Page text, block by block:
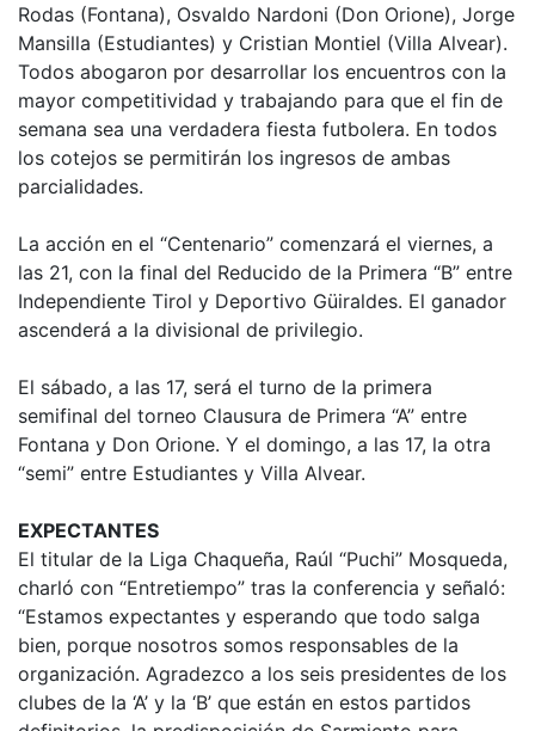
Rodas (Fontana), Osvaldo Nardoni (Don Orione), Jorge
Mansilla (Estudiantes) y Cristian Montiel (Villa Alvear).
Todos abogaron por desarrollar los encuentros con la
mayor competitividad y trabajando para que el fin de
semana sea una verdadera fiesta futbolera. En todos
los cotejos se permitirán los ingresos de ambas
parcialidades.
La acción en el “Centenario” comenzará el viernes, a
las 21, con la final del Reducido de la Primera “B” entre
Independiente Tirol y Deportivo Güiraldes. El ganador
ascenderá a la divisional de privilegio.
El sábado, a las 17, será el turno de la primera
semifinal del torneo Clausura de Primera “A” entre
Fontana y Don Orione. Y el domingo, a las 17, la otra
“semi” entre Estudiantes y Villa Alvear.
EXPECTANTES
El titular de la Liga Chaqueña, Raúl “Puchi” Mosqueda,
charló con “Entretiempo” tras la conferencia y señaló:
“Estamos expectantes y esperando que todo salga
bien, porque nosotros somos responsables de la
organización. Agradezco a los seis presidentes de los
clubes de la ‘A’ y la ‘B’ que están en estos partidos